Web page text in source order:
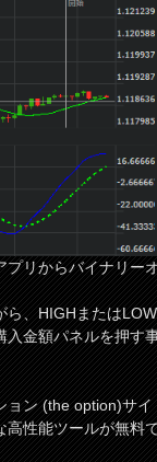
プリからバイナリー
ら、HIGHまたは
入金額パネルを押す
ョン (the option)サ
高性能ツールが無料